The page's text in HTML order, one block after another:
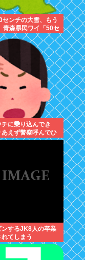
センチの大雪、もう
青森県民ワイ「50セ
たかｗ」
に乗り込んでき
えず警察呼んでひ
った
ンするJK8人の卒業
てしまう